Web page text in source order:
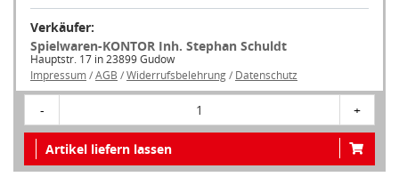
Verkäufer:
Spielwaren-KONTOR Inh. Stephan Schuldt
Hauptstr. 17 in 23899 Gudow
Impressum/AGB /Widerrufsbelehrung/ Datenschutz
- 1 +
Artikel liefern lassen